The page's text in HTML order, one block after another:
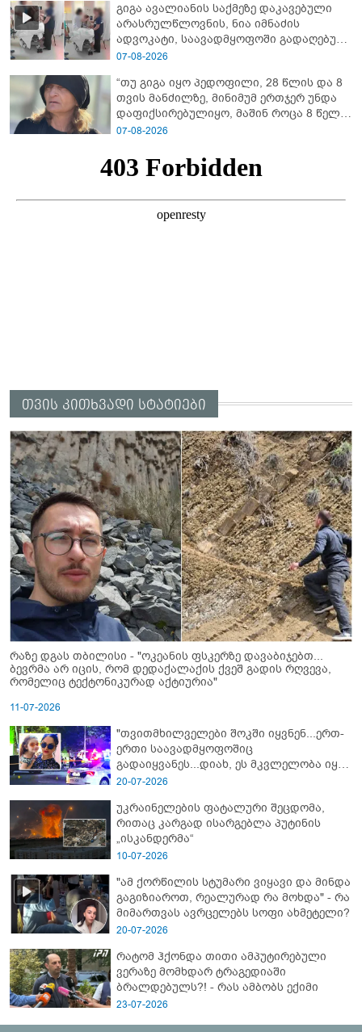
გიგა ავალიანის საქმეზე დაკავებული
არასრულწლოვნის, ნია იმნაძის
ადვოკატი, საავადმყოფოში გადაღებულ
კადრებს ავრცელებს
07-08-2026
“თუ გიგა იყო პედოფილი, 28 წლის და 8
თვის მანძილზე, მინიმუმ ერთჯერ უნდა
დაფიქსირებულიყო, მაშინ როცა 8 წელი
ამზადებდა მოსწავლეებს! - იპოვონ ერთი
ავიწროებდა” - ეკა კუპატაძე
07-08-2026
თვის კითხვადი სტატიები
რაზე დგას თბილისი - "ოკეანის ფსკერზე დავაბიჯებთ...
ბევრმა არ იცის, რომ დედაქალაქის ქვეშ გადის რღვევა,
რომელიც ტექტონიკურად აქტიურია"
11-07-2026
"თვითმხილველები შოკში იყვნენ...ერთ-
ერთი საავადმყოფოშიც
გადაიყვანეს...დიახ, ეს მკვლელობა იყო"
- გორში დატრიალებული ტრაგედიის
20-07-2026
უკრაინელების ფატალური შეცდომა,
რითაც კარგად ისარგებლა პუტინის
„ისკანდერმა“
10-07-2026
"ამ ქორწილის სტუმარი ვიყავი და მინდა
გაგიზიაროთ, რეალურად რა მოხდა" - რა
მიმართვას ავრცელებს სოფი ახმეტელი?
20-07-2026
რატომ ჰქონდა თითი ამპუტირებული
ვერაზე მომხდარ ტრაგედიაში
ბრალდებულს?! - რას ამბობს ექიმი
23-07-2026